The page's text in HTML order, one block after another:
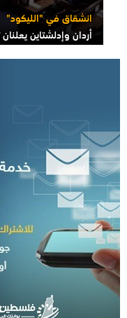
انشقاق في "الليكود"
أردان وإدلشتاين